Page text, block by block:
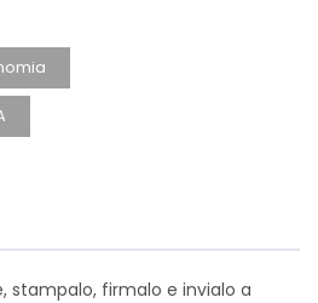
stampalo, firmalo e invialo a